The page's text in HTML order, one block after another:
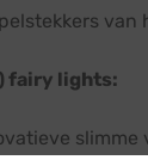
van
fairy lights: